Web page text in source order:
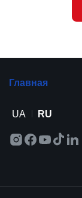
Главная
UA RU